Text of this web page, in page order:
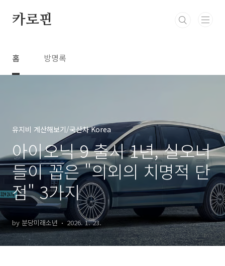
카로핀
홈 방명록
유지비 계산해보기/국산차 Korea
아이오닉 9 출시 1년, 실오너
들이 꼽은 "의외의 치명적 단
점" 3가지
by 분당미래소년 2026. 1. 23.